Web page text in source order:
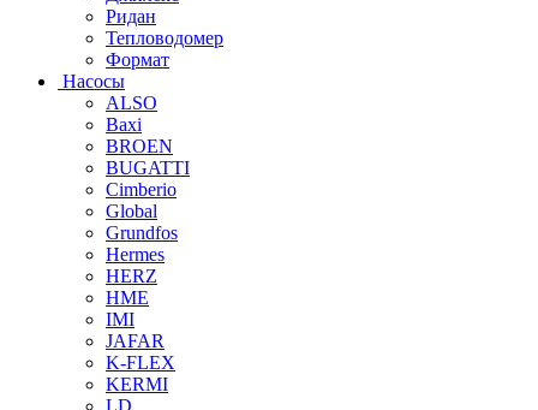
Ридан
Тепловодомер
Формат
Насосы
ALSO
Baxi
BROEN
BUGATTI
Cimberio
Global
Grundfos
Hermes
HERZ
HME
IMI
JAFAR
K-FLEX
KERMI
LD